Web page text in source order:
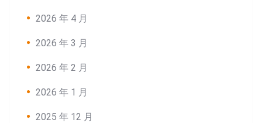
2026 年 4 月
2026 年 3 月
2026 年 2 月
2026 年 1 月
2025 年 12 月